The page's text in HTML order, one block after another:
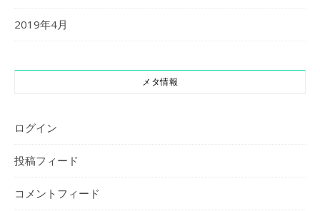
2019年4月
メタ情報
ログイン
投稿フィード
コメントフィード